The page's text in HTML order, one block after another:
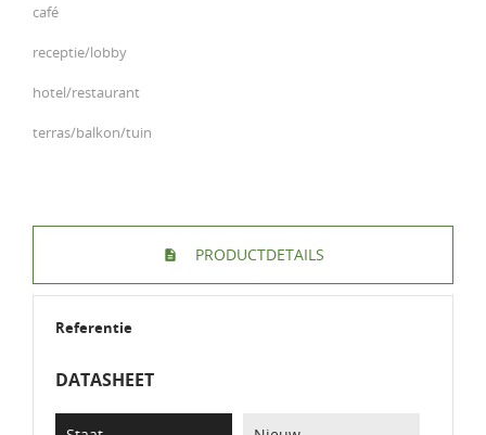
café
receptie/lobby
hotel/restaurant
terras/balkon/tuin
PRODUCTDETAILS
Referentie
DATASHEET